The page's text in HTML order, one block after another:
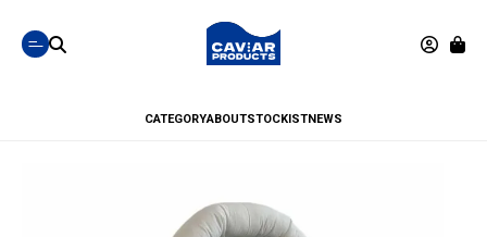
CATEGORYABOUTSTOCKISTNEWS